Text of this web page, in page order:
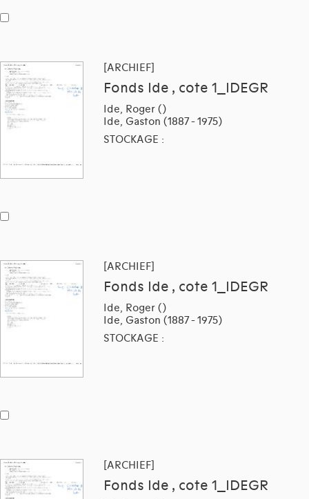
[ARCHIEF]
Fonds Ide , cote 1_IDEGR
Ide, Roger ()
Ide, Gaston (1887 - 1975)
STOCKAGE :
[ARCHIEF]
Fonds Ide , cote 1_IDEGR
Ide, Roger ()
Ide, Gaston (1887 - 1975)
STOCKAGE :
[ARCHIEF]
Fonds Ide , cote 1_IDEGR